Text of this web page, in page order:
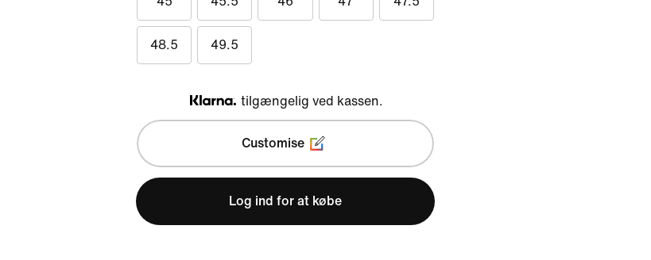
48.5 49.5
Klarna
tilgængelig ved kassen.
Customise
Log ind for at købe